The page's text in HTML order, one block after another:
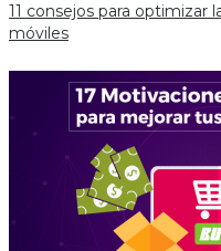
11 consejos para optimizar
móviles